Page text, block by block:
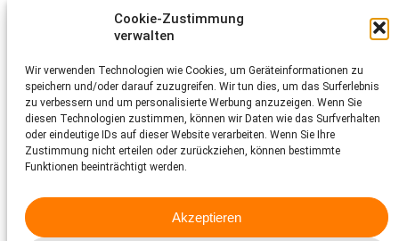
Cookie-Zustimmung
verwalten
Wir verwenden Technologien wie Cookies, um Geräteinformationen zu
speichern und/oder darauf zuzugreifen. Wir tun dies, um das Surferlebnis
zu verbessern und um personalisierte Werbung anzuzeigen. Wenn Sie
diesen Technologien zustimmen, können wir Daten wie das Surfverhalten
oder eindeutige IDs auf dieser Website verarbeiten. Wenn Sie Ihre
Zustimmung nicht erteilen oder zurückziehen, können bestimmte
Funktionen beeinträchtigt werden.
Akzeptieren
Tiere brauchen Hilfe – auch Ihre.
Unterstützen Sie die Arbeit des
Schweizer Tierschutz STS.
Jetzt spenden
Schweizer Tierschutz STS
CH-4053 Basel